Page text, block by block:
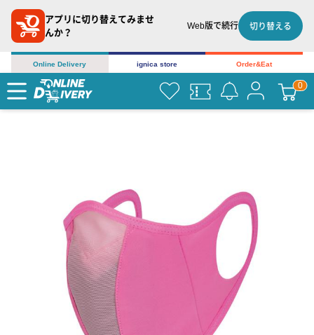
アプリに切り替えてみませ
んか？
Web版で続行 切り替える
Online Delivery ignica store Order&Eat